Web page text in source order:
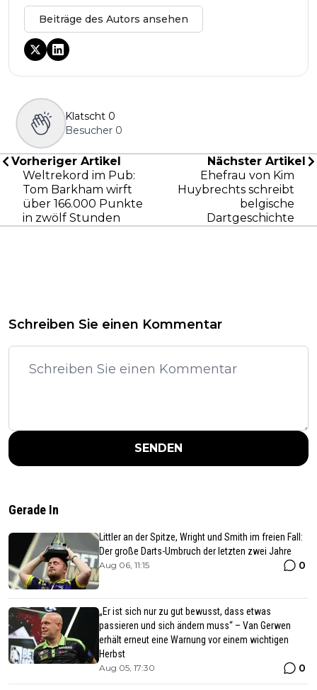
Beiträge des Autors ansehen
Klatscht 0
Besucher 0
Vorheriger Artikel
Weltrekord im Pub:
Tom Barkham wirft
über 166.000 Punkte
in zwölf Stunden
Nächster Artikel
Ehefrau von Kim
Huybrechts schreibt
belgische
Dartgeschichte
Schreiben Sie einen Kommentar
SENDEN
Gerade In
Littler an der Spitze, Wright und Smith im freien Fall:
Der große Darts-Umbruch der letzten zwei Jahre
Aug 06, 11:15 0
„Er ist sich nur zu gut bewusst, dass etwas
passieren und sich ändern muss“ – Van Gerwen
erhält erneut eine Warnung vor einem wichtigen
Herbst
Aug 05, 17:30 0